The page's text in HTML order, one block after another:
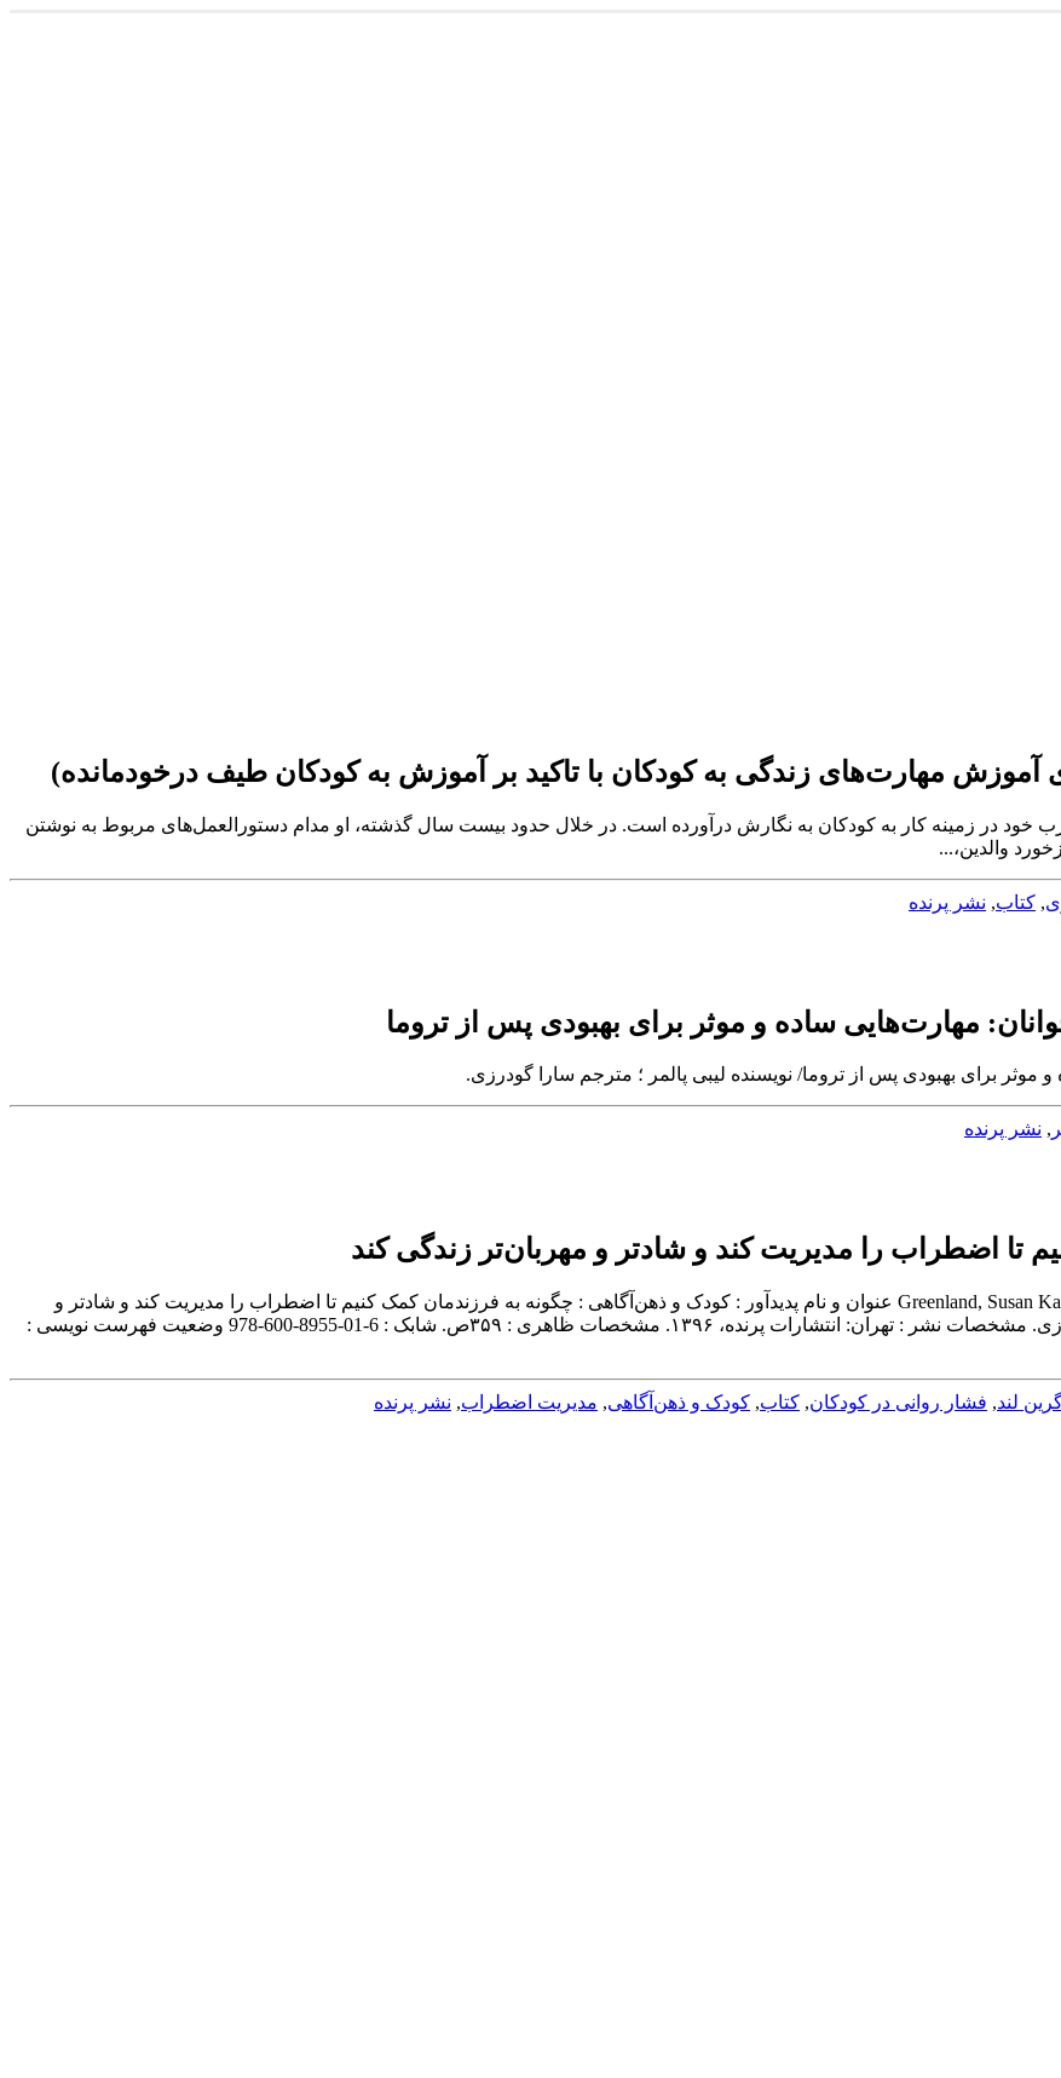
اجتماعی را در سال ۱۹۹۱ و بر مبنای تجارب خود در زمینه کار به کودکان به نگارش درآورده است. در خلال حدود بیست سال گذشته، او مدام دستورالعمل‌های مربوط به نوشتن
والدین،...
, کتاب, نشر پرنده
مهارت‌هایی ساده و موثر برای بهبودی پس از تروما
برای بهبودی پس از تروما/ نویسنده ليبی پالمر ؛ مترجم سارا گودرزی.
, نشر پرنده
تا اضطراب را مدیریت کند و شادتر و مهربان‌تر زندگی کند
سرشناسه : گرینلند، سوزان کایزر، ‏‫۱۹۵۶ - م.‏‬ Greenland, Susan Kaiser ‏عنوان و نام پديدآور : کودک و ذهن‌آگاهی : چگونه به فرزندمان کمک کنیم تا اضطراب را مدیریت کند و شادتر و
مهربان‌تر زندگی کند/نویسنده سوزان کیسر گرین لند ؛ مترجم سارا گودرزی. ‏مشخصات نشر : تهران: انتشارات پرنده‏‫، ۱۳۹۶.‬ ‏مشخصات ظاهری : ‏‫۳۵۹ص.‬ ‏شابک : ‭978-600-8955-01-6‬ ‏وضعیت فهرست نویسی :
لند, فشار روانی در کودکان, کتاب, کودک و ذهن‌آگاهی, مدیریت اضطراب, نشر پرنده